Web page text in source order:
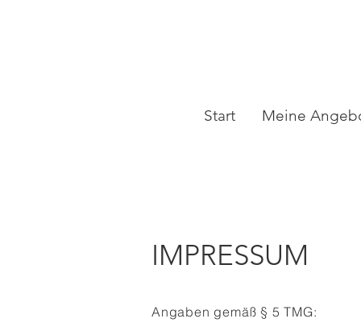
Start Meine
IMPRESSUM
Angaben gemäß § 5 TMG: